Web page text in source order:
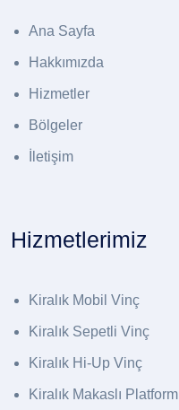
Ana Sayfa
Hakkımızda
Hizmetler
Bölgeler
İletişim
Hizmetlerimiz
Kiralık Mobil Vinç
Kiralık Sepetli Vinç
Kiralık Hi-Up Vinç
Kiralık Makaslı Platform